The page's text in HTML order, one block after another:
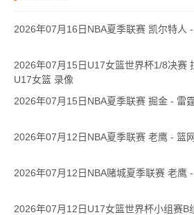
2026年07月16日NBA夏季联赛 凯尔特人
2026年07月15日U17女篮世界杯1/8决赛
U17女篮 录像
2026年07月15日NBA夏季联赛 掘金 - 雷
2026年07月12日NBA夏季联赛 老鹰 - 篮
2026年07月12日NBA赌城夏季联赛 老鹰
2026年07月12日U17女篮世界杯小组赛B